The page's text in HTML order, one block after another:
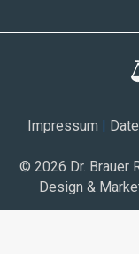
Impressum |
© 2026 Dr. Brauer
Design &